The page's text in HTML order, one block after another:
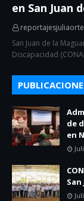
en San Juan
San Juan de la
Discapacidad
de
en